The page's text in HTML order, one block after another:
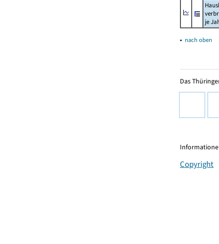
je
▴ nach oben
Das
Copyright